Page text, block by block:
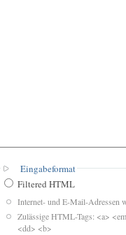
Eingabeformat
Filtered HTML
Internet- und E-Mail-Adressen
Zulässige HTML-Tags: <a>
<dd> <b>